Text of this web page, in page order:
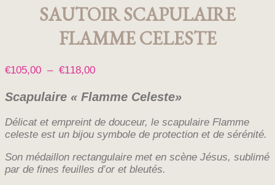
SAUTOIR SCAPULAIRE
FLAMME CELESTE
€105,00 – €118,00Plage
prix :
€105,00
à
Scapulaire « Flamme Celeste»
Délicat et empreint de douceur, le scapulaire Flamme
celeste est un bijou symbole de protection et de sérénité.
Son médaillon rectangulaire met en scène Jésus, sublimé
par de fines feuilles d’or et bleutés.